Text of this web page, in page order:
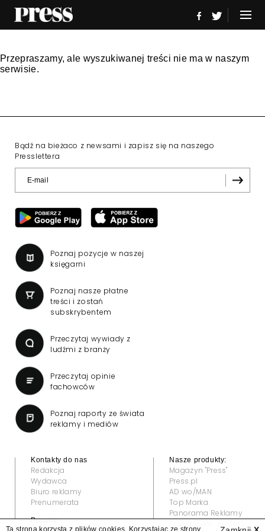
Przepraszamy, ale wyszukiwanej treści nie ma w naszym
serwisie.
Bądź na bieżaco z newsami i zapisz się na naszego
Presslettera
Poznaj pozycje w naszej
księgarni
Poznaj nasze płatne
treści i zostań
subskrybentem
Przeczytaj wywiady z
ludźmi z branży
Przeczytaj opinie
fachowców
Poznaj raporty ze świata
reklamy i mediów
Kontakty do nas
Redakcja
Wydawca
Biuro reklamy
Prenumerata
Prawne:
Nasze produkty:
Magazyn "Press"
Press.pl
AD wo/MAN
Top Marka
Panorama Reklamy
Ta strona korzysta z plików cookies. Korzystając ze strony